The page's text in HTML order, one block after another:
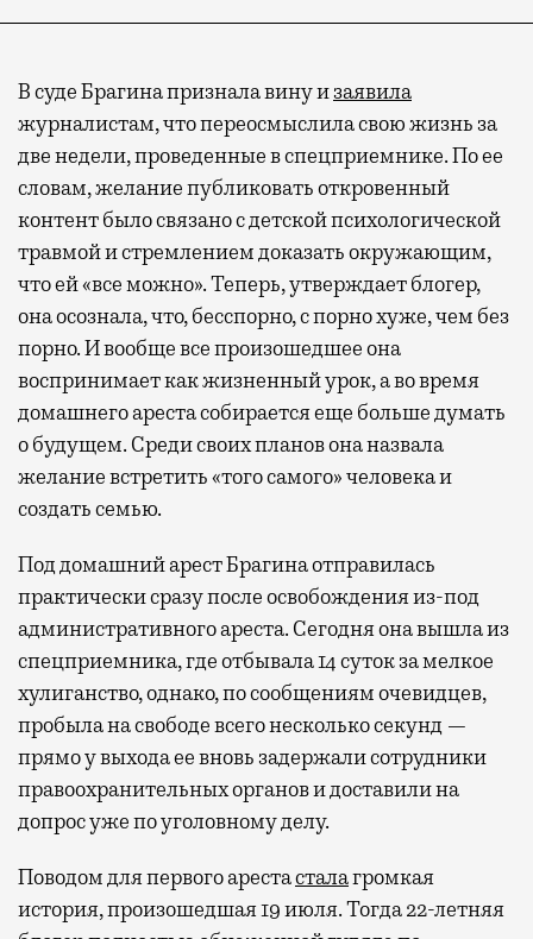
В суде Брагина признала вину изаявила
журналистам, что переосмыслила свою жизнь за
две недели, проведенные в спецприемнике. По ее
словам, желание публиковать откровенный
контент было связано с детской психологической
травмой и стремлением доказать окружающим,
что ей «все можно». Теперь, утверждает блогер,
она осознала, что, бесспорно, с порно хуже, чем без
порно. И вообще все произошедшее она
воспринимает как жизненный урок, а во время
домашнего ареста собирается еще больше думать
о будущем. Среди своих планов она назвала
желание встретить «того самого» человека и
создать семью.
Под домашний арест Брагина отправилась
практически сразу после освобождения из-под
административного ареста. Сегодня она вышла из
спецприемника, где отбывала 14 суток за мелкое
хулиганство, однако, по сообщениям очевидцев,
пробыла на свободе всего несколько секунд —
прямо у выхода ее вновь задержали сотрудники
правоохранительных органов и доставили на
допрос уже по уголовному делу.
Поводом для первого арестасталагромкая
история, произошедшая 19 июля. Тогда 22-летняя